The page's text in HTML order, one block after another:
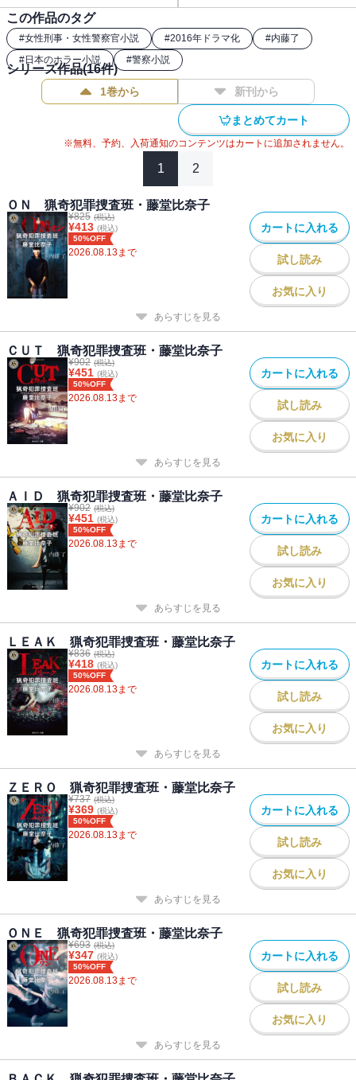
この作品のタグ
#女性刑事・女性警察官小説 #2016年ドラマ化 #内藤了
#日本のホラー小説 #警察小説
シリーズ作品(16件)
1巻から 新刊から
まとめてカート
※無料、予約、入荷通知のコンテンツはカートに追加されません。
1 2
ＯＮ 猟奇犯罪捜査班・藤堂比奈子
¥825 (税込)
¥413 (税込)
50%OFF
2026.08.13まで
カートに入れる
試し読み
お気に入り
あらすじを見る
ＣＵＴ 猟奇犯罪捜査班・藤堂比奈子
¥902 (税込)
¥451 (税込)
50%OFF
2026.08.13まで
カートに入れる
試し読み
お気に入り
あらすじを見る
ＡＩＤ 猟奇犯罪捜査班・藤堂比奈子
¥902 (税込)
¥451 (税込)
50%OFF
2026.08.13まで
カートに入れる
試し読み
お気に入り
あらすじを見る
ＬＥＡＫ 猟奇犯罪捜査班・藤堂比奈子
¥836 (税込)
¥418 (税込)
50%OFF
2026.08.13まで
カートに入れる
試し読み
お気に入り
あらすじを見る
ＺＥＲＯ 猟奇犯罪捜査班・藤堂比奈子
¥737 (税込)
¥369 (税込)
50%OFF
2026.08.13まで
カートに入れる
試し読み
お気に入り
あらすじを見る
ＯＮＥ 猟奇犯罪捜査班・藤堂比奈子
¥693 (税込)
¥347 (税込)
50%OFF
2026.08.13まで
カートに入れる
試し読み
お気に入り
あらすじを見る